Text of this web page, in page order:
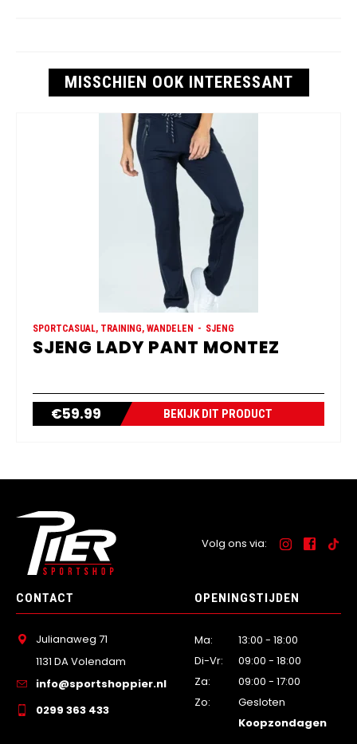
MISSCHIEN OOK INTERESSANT
SPORTCASUAL, TRAINING, WANDELEN SJENG
SJENG LADY PANT MONTEZ
€59.99 BEKIJK DIT PRODUCT
Volg ons via:
CONTACT
Julianaweg 71
1131 DA Volendam
info@sportshoppier.nl
0299 363 433
OPENINGSTIJDEN
Ma:
13:00 - 18:00
Di-Vr:
09:00 - 18:00
Za:
09:00 - 17:00
Zo:
Gesloten
Koopzondagen